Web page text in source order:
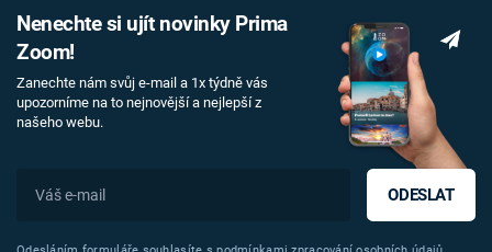
Nenechte si ujít novinky Prima
Zoom!
Zanechte nám svůj e-mail a 1x týdně vás
upozorníme na to nejnovější a nejlepší z
našeho webu.
ODESLAT